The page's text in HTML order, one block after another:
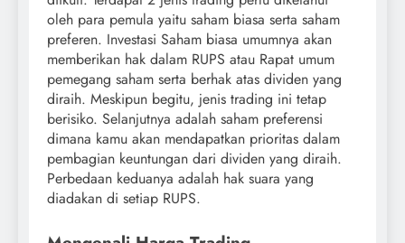
oleh para pemula yaitu saham biasa serta saham
preferen. Investasi Saham biasa umumnya akan
memberikan hak dalam RUPS atau Rapat umum
pemegang saham serta berhak atas dividen yang
diraih. Meskipun begitu, jenis trading ini tetap
berisiko. Selanjutnya adalah saham preferensi
dimana kamu akan mendapatkan prioritas dalam
pembagian keuntungan dari dividen yang diraih.
Perbedaan keduanya adalah hak suara yang
diadakan di setiap RUPS.